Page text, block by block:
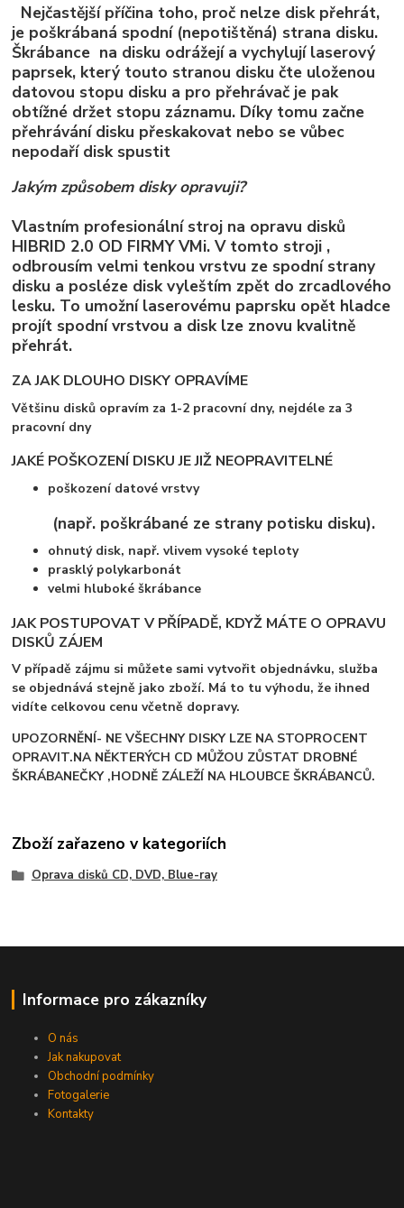
Nejčastější příčina toho, proč nelze disk přehrát,
je poškrábaná spodní (nepotištěná) strana disku.
Škrábance na disku odrážejí a vychylují laserový
paprsek, který touto stranou disku čte uloženou
datovou stopu disku a pro přehrávač je pak
obtížné držet stopu záznamu. Díky tomu začne
přehrávání disku přeskakovat nebo se vůbec
nepodaří disk spustit
Jakým způsobem disky opravuji?
Vlastním profesionální stroj na opravu disků
HIBRID 2.0 OD FIRMY VMi. V tomto stroji ,
odbrousím velmi tenkou vrstvu ze spodní strany
disku a posléze disk vyleštím zpět do zrcadlového
lesku. To umožní laserovému paprsku opět hladce
projít spodní vrstvou a disk lze znovu kvalitně
přehrát.
ZA JAK DLOUHO DISKY OPRAVÍME
Většinu disků opravím za 1-2 pracovní dny, nejdéle za 3
pracovní dny
JAKÉ POŠKOZENÍ DISKU JE JIŽ NEOPRAVITELNÉ
poškození datové vrstvy
(např. poškrábané ze strany potisku disku).
ohnutý disk, např. vlivem vysoké teploty
prasklý polykarbonát
velmi hluboké škrábance
JAK POSTUPOVAT V PŘÍPADĚ, KDYŽ MÁTE O OPRAVU
DISKŮ ZÁJEM
V případě zájmu si můžete sami vytvořit objednávku, služba
se objednává stejně jako zboží. Má to tu výhodu, že ihned
vidíte celkovou cenu včetně dopravy.
UPOZORNĚNÍ- NE VŠECHNY DISKY LZE NA STOPROCENT
OPRAVIT.NA NĚKTERÝCH CD MŮŽOU ZŮSTAT DROBNÉ
ŠKRÁBANEČKY ,HODNĚ ZÁLEŽÍ NA HLOUBCE ŠKRÁBANCŮ.
Zboží zařazeno v kategoriích
Oprava disků CD, DVD, Blue-ray
Informace pro zákazníky
O nás
Jak nakupovat
Obchodní podmínky
Fotogalerie
Kontakty